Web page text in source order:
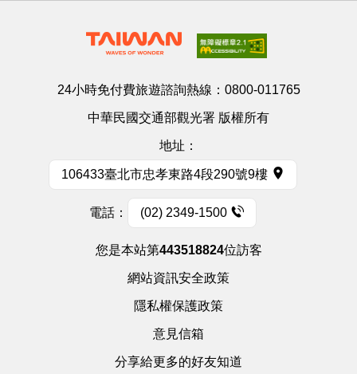
24小時免付費旅遊諮詢熱線： 0800-011765
中華民國交通部觀光署 版權所有
地址：
106433臺北市忠孝東路4段290號9樓
電話： (02) 2349-1500
您是本站第443518824位訪客
網站資訊安全政策
隱私權保護政策
意見信箱
分享給更多的好友知道